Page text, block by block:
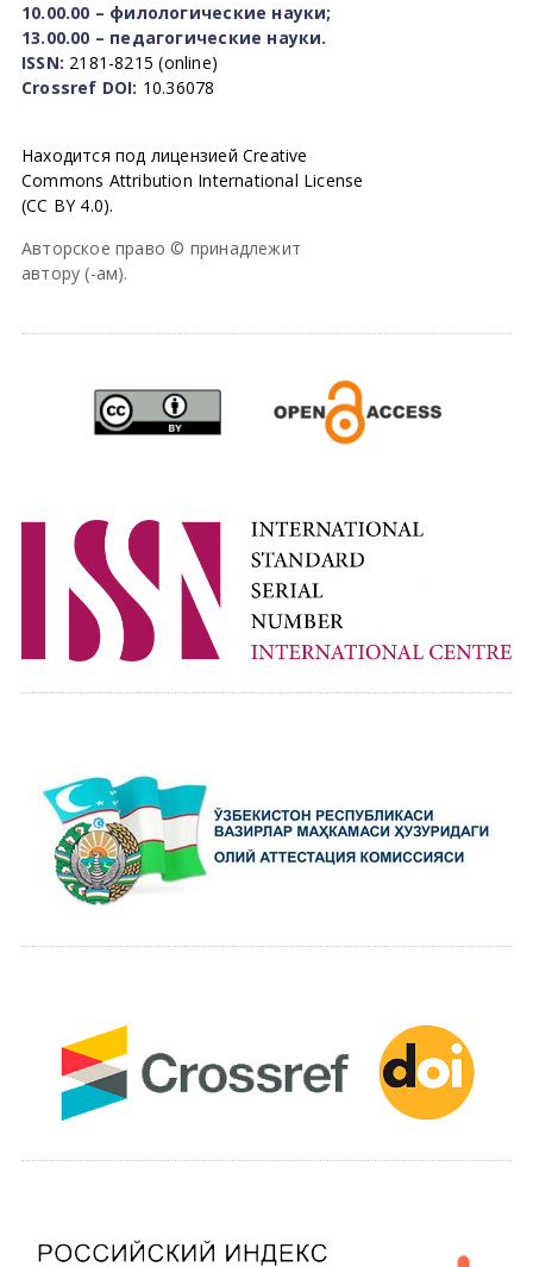
10.00.00 – филологические науки;
13.00.00 – педагогические науки.
ISSN: 2181-8215 (online)
Crossref DOI: 10.36078
Находится под лицензией Creative
Commons Attribution International License
(CC BY 4.0).
Авторское право © принадлежит
автору (-ам).